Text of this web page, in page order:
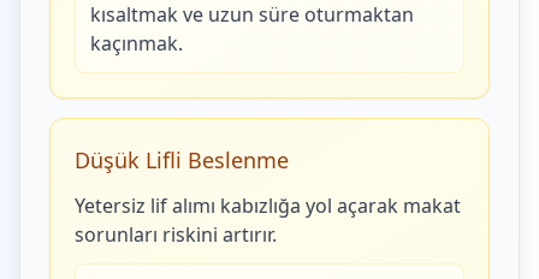
kısaltmak ve uzun süre oturmaktan
kaçınmak.
Düşük Lifli Beslenme
Yetersiz lif alımı kabızlığa yol açarak makat
sorunları riskini artırır.